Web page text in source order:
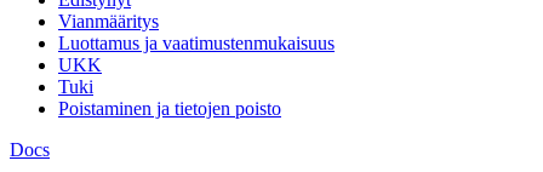
Vianmääritys
Luottamus ja vaatimustenmukaisuus
UKK
Tuki
Poistaminen ja tietojen poisto
Docs